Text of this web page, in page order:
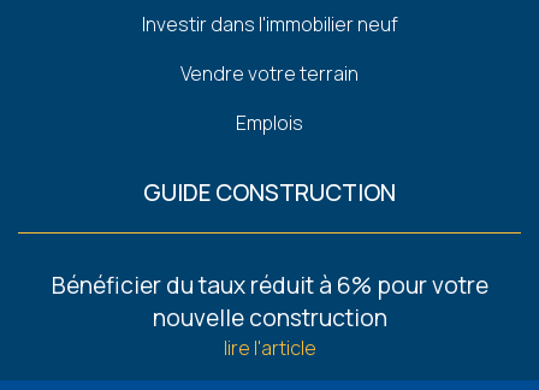
Investir dans l'immobilier neuf
Vendre votre terrain
Emplois
GUIDE CONSTRUCTION
Footer
Bénéficier du taux réduit à 6% pour votre
nouvelle construction
lire l'article